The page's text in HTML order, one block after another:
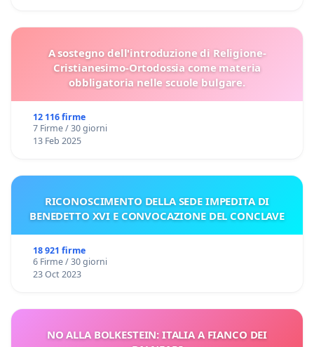
A sostegno dell'introduzione di Religione-
Cristianesimo-Ortodossia come materia
obbligatoria nelle scuole bulgare.
12 116 firme
7 Firme / 30 giorni
13 Feb 2025
RICONOSCIMENTO DELLA SEDE IMPEDITA DI
BENEDETTO XVI E CONVOCAZIONE DEL CONCLAVE
18 921 firme
6 Firme / 30 giorni
23 Oct 2023
NO ALLA BOLKESTEIN: ITALIA A FIANCO DEI